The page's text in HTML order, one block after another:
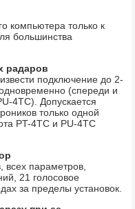
компьютера только к
большинства
радаров
подключение до 2-
(спереди и
4TC). Допускается
только одной
PT-4TC и PU-4TC
параметров,
21 голосовое
за пределы установок.